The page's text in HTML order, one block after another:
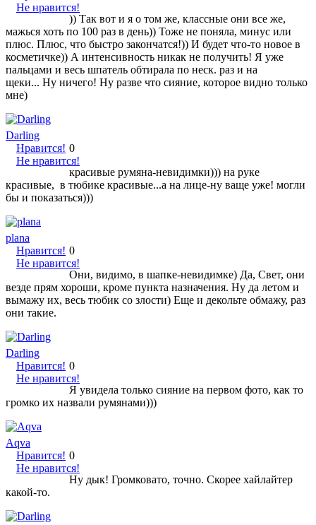
Не нравится!
)) Так вот и я о том же, классные они все же,
мажься хоть по 100 раз в день)) Тоже не поняла, минус или
плюс. Плюс, что быстро закончатся!)) И будет что-то новое в
косметичке)) А интенсивность никак не получить! Я уже
пальцами и весь шпатель обтирала по неск. раз и на
щеки... Ну ничего! Ну разве что сияние, которое видно только
мне)
Darling
Нравится!
Не нравится!
0
красивые румяна-невидимки))) на руке
красивые, в тюбике красивые...а на лице-ну ваще уже! могли
бы и показаться)))
plana
Нравится!
Не нравится!
0
Они, видимо, в шапке-невидимке) Да, Свет, они
везде прям хороши, кроме пункта назначения. Ну да летом и
вымажу их, весь тюбик со злости) Еще и декольте обмажу, раз
они такие.
Darling
Нравится!
Не нравится!
0
Я увидела только сияние на первом фото, как то
громко их назвали румянами)))
Aqva
Нравится!
Не нравится!
0
Ну дык! Громковато, точно. Скорее хайлайтер
какой-то.